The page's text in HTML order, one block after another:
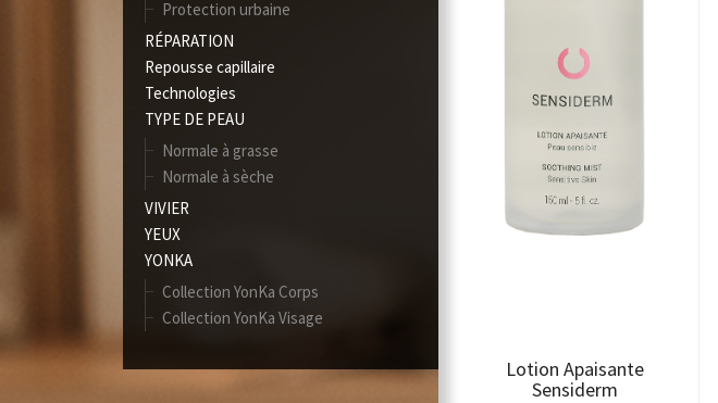
Protection urbaine
RÉPARATION
Repousse capillaire
Technologies
TYPE DE PEAU
Normale à grasse
Normale à sèche
VIVIER
YEUX
YONKA
Collection YonKa Corps
Collection YonKa Visage
Lotion Apaisante
Sensiderm